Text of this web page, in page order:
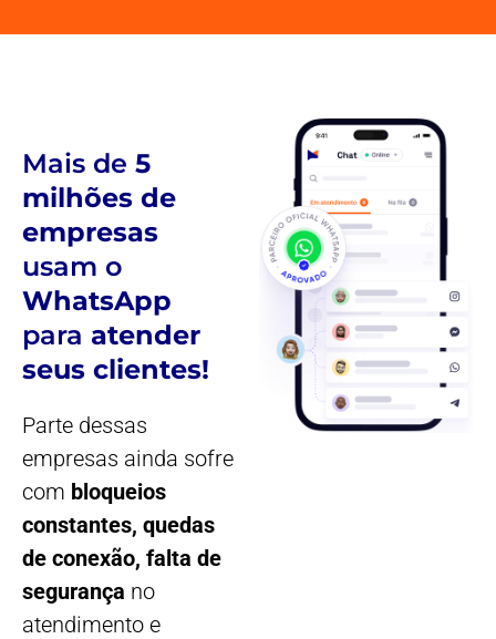
Mais de 5
milhões de
empresas
usam o
WhatsApp
para atender
seus clientes!
Parte dessas
empresas ainda sofre
com bloqueios
constantes, quedas
de conexão, falta de
segurança no
atendimento e